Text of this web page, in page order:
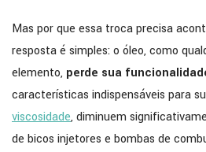
Mas por que essa troca precisa
resposta é simples: o óleo, como
elemento, perde sua
características indispensáveis para
viscosidade, diminuem
de bicos injetores e bombas de